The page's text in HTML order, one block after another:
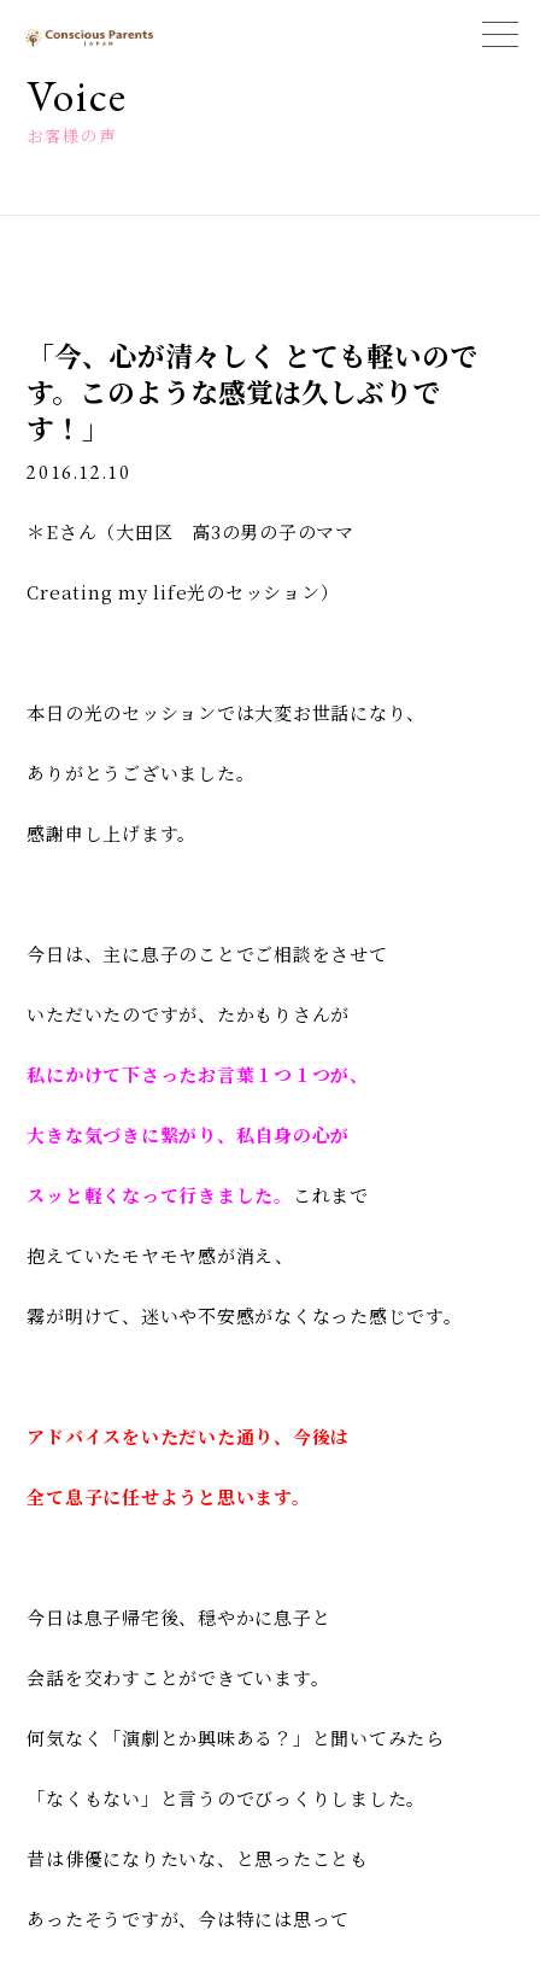
一
社
法
ン
レ
ン
ツ
ャ
ン
Voice
お客様の声
「今、心が清々しく とても軽いので
す。このような感覚は久しぶりで
す！」
2016.12.10
＊Eさん（大田区 高3の男の子のママ
Creating my life光のセッション）
本日の光のセッションでは大変お世話になり、
ありがとうございました。
感謝申し上げます。
今日は、主に息子のことでご相談をさせて
いただいたのですが、 たかもりさんが
私にかけて下さったお言葉１つ１つが、
大きな気づきに繋がり、 私自身の心が
スッと軽くなって行きました。 これまで
抱えていたモヤモヤ感が消え、
霧が明けて、 迷いや不安感がなくなった感じです。
アドバイスをいただいた通り、 今後は
全て息子に任せようと思います。
今日は息子帰宅後、穏やかに息子と
会話を交わすことができています。
何気なく「演劇とか興味ある？」と聞いてみたら
「なくもない」 と言うのでびっくりしました。
昔は俳優になりたいな、 と思ったことも
あったそうですが、今は特には思って